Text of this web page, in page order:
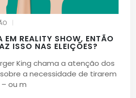
EM REALITY SHOW, ENTÃO
ISSO NAS ELEIÇÕES?
King chama a atenção dos
a necessidade de tirarem
ou m